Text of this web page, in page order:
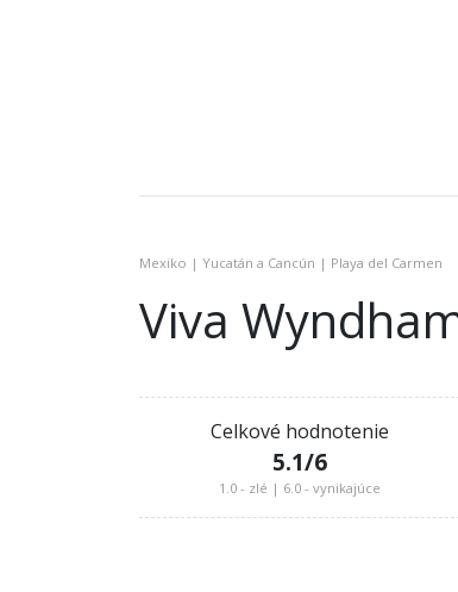
Mexiko | Yucatán a Cancún | Playa del Carmen
Viva
Celkové hodnotenie
5.1/6
1.0 - zlé | 6.0 - vynikajúce